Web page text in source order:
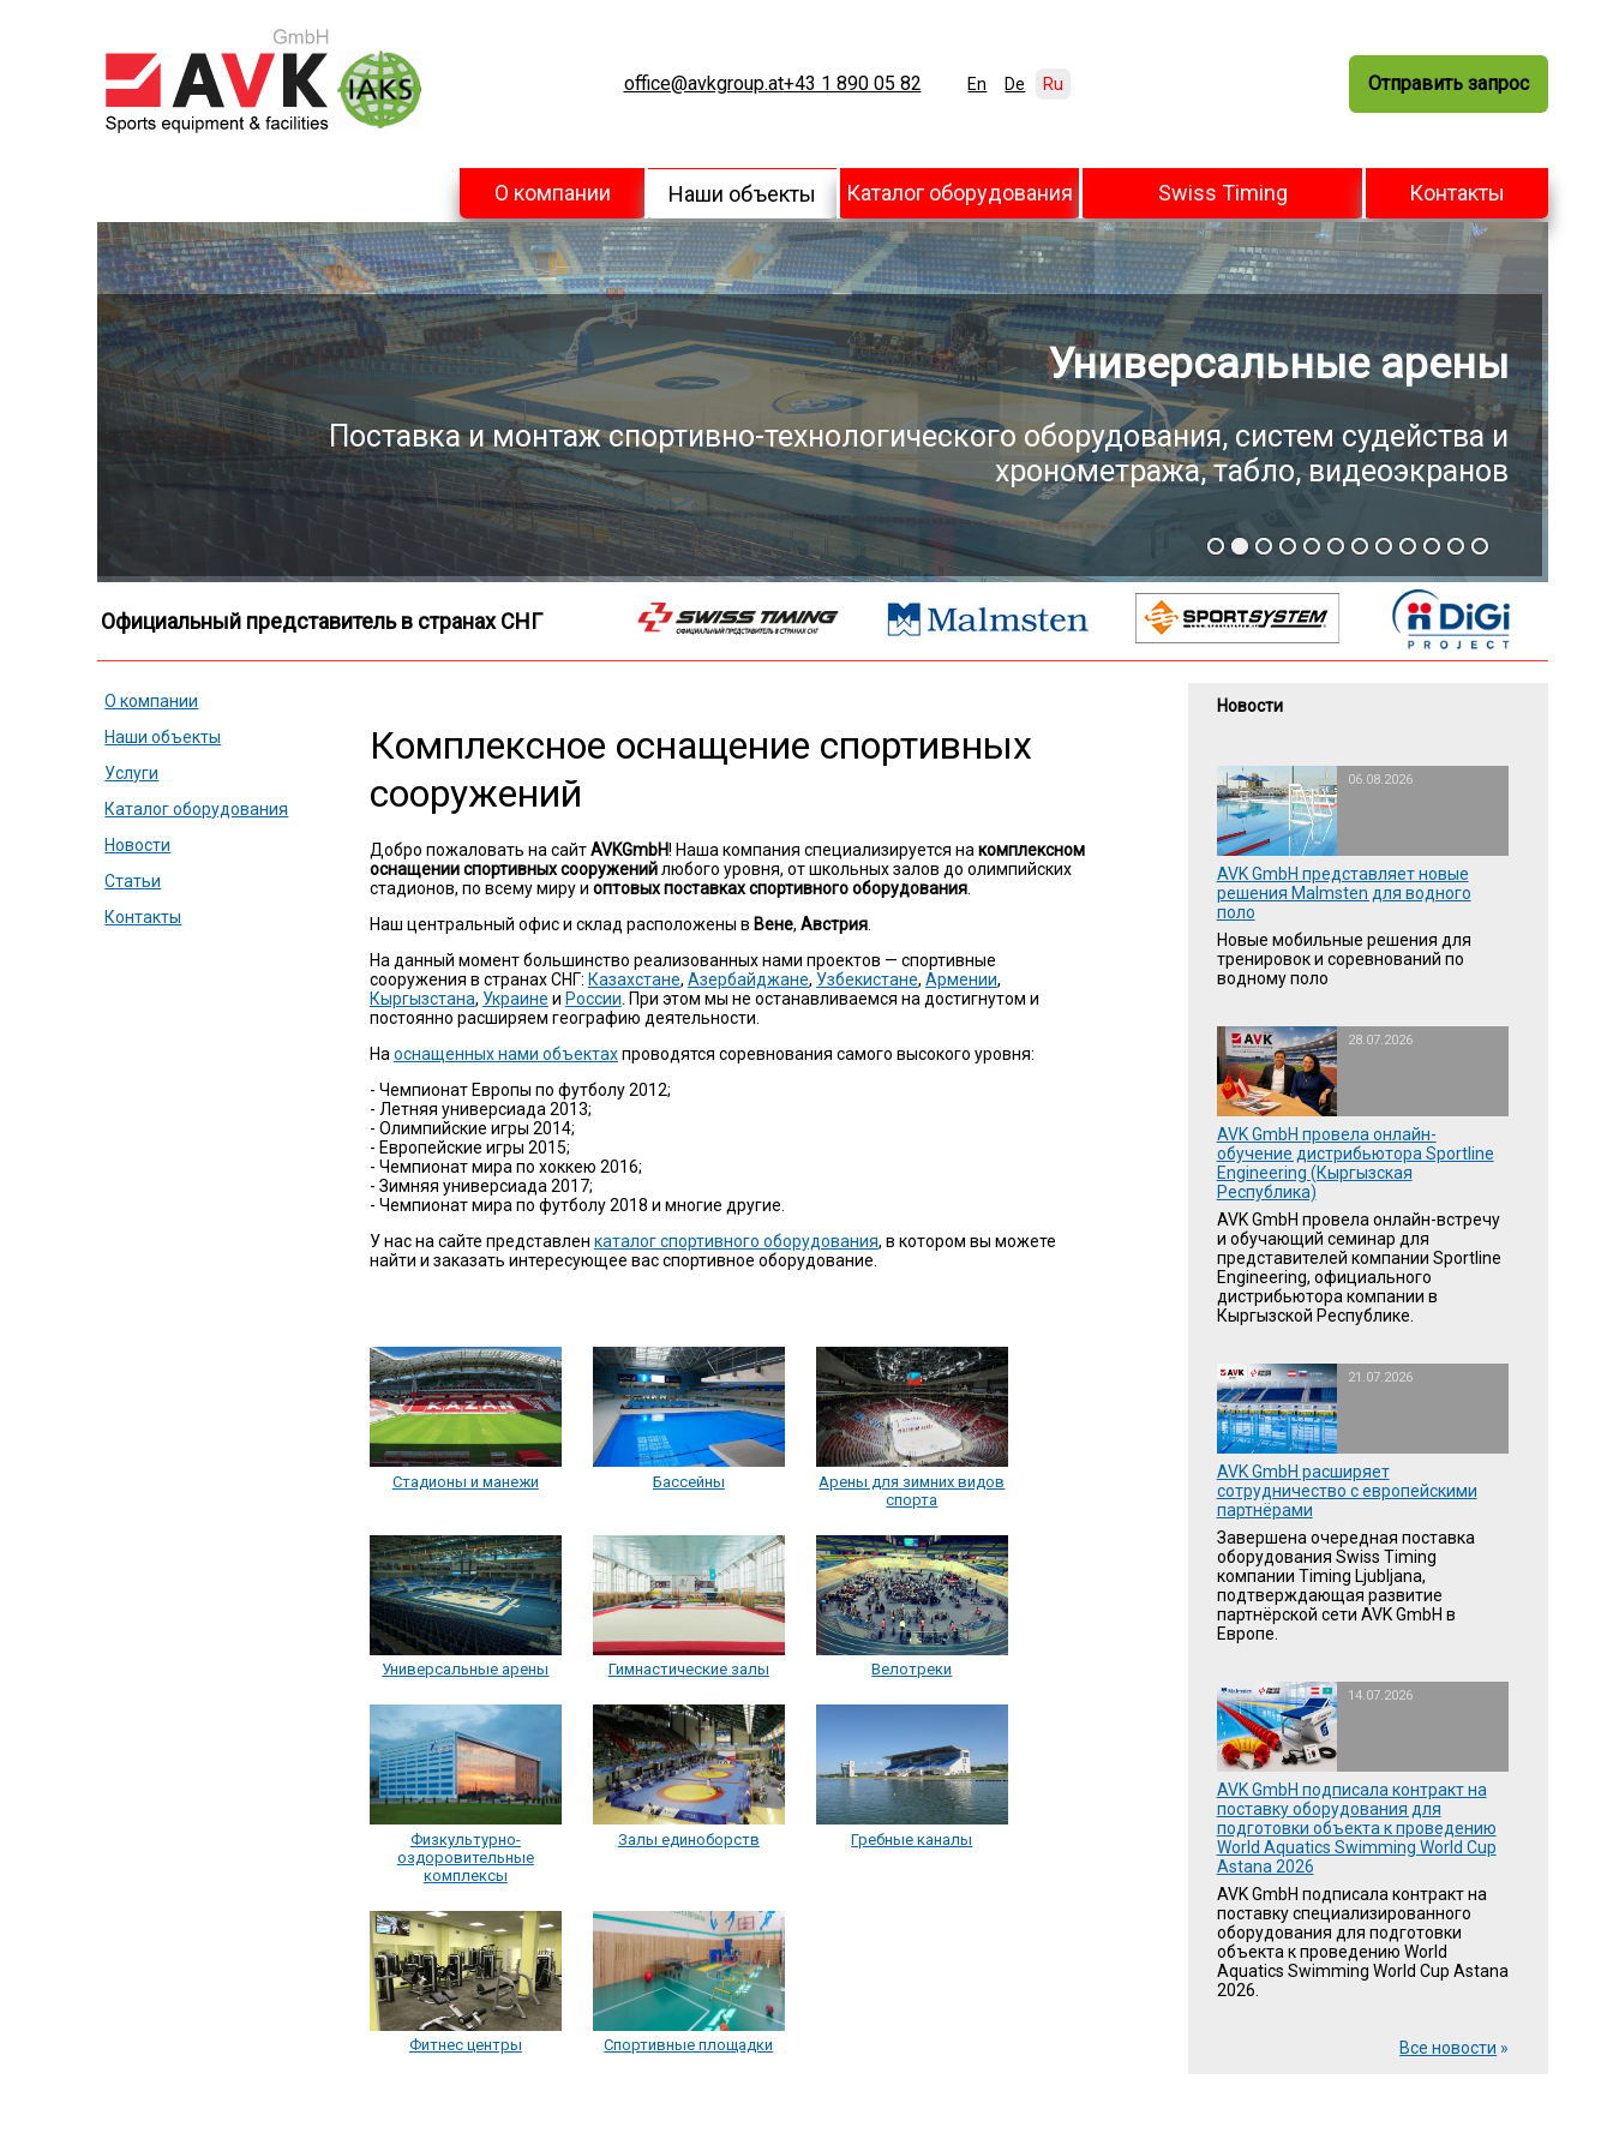
office@avkgroup.at+43 1 890 05 82 En De Ru Отправить запрос
О компании Наши объекты Каталог оборудования Swiss Timing Контакты
Универсальные арены
Поставка и монтаж спортивно-технологического оборудования, систем судейства и
хронометража, табло, видеоэкранов
Официальный представитель в странах СНГ
О компании
Наши объекты
Услуги
Каталог оборудования
Новости
Статьи
Контакты
Комплексное оснащение спортивных
сооружений
Добро пожаловать на сайтAVKGmbH! Наша компания специализируется на комплексном
оснащении спортивных сооруженийлюбого уровня, от школьных залов до олимпийских
стадионов, по всему миру и оптовых поставках спортивного оборудования.
Наш центральный офис и склад расположены в Вене, Австрия.
На данный момент большинство реализованных нами проектов — спортивные
сооружения в странах СНГ: Казахстане, Азербайджане, Узбекистане, Армении,
Кыргызстана, Украине и России . При этом мы не останавливаемся на достигнутом и
постоянно расширяем географию деятельности.
На оснащенных нами объектахпроводятся соревнования самого высокого уровня:
- Чемпионат Европы по футболу 2012;
- Летняя универсиада 2013;
- Олимпийские игры 2014;
- Европейские игры 2015;
- Чемпионат мира по хоккею 2016;
- Зимняя универсиада 2017;
- Чемпионат мира по футболу 2018 и многие другие.
У нас на сайте представлен каталог спортивного оборудования, в котором вы можете
найти и заказать интересующее вас спортивное оборудование.
Стадионы и манежи Бассейны
Арены для зимних видов
спорта
Универсальные арены Гимнастические залы Велотреки
Физкультурно-
оздоровительные
комплексы
Залы единоборств Гребные каналы
Фитнес центры Спортивные площадки
Новости
06.08.2026
AVK GmbH представляет новые
решения Malmsten для водного
поло
Новые мобильные решения для
тренировок и соревнований по
водному поло
28.07.2026
AVK GmbH провела онлайн-
обучение дистрибьютора Sportline
Engineering (Кыргызская
Республика)
AVK GmbH провела онлайн-встречу
и обучающий семинар для
представителей компании Sportline
Engineering, официального
дистрибьютора компании в
Кыргызской Республике.
21.07.2026
AVK GmbH расширяет
сотрудничество с европейскими
партнёрами
Завершена очередная поставка
оборудования Swiss Timing
компании Timing Ljubljana,
подтверждающая развитие
партнёрской сети AVK GmbH в
Европе.
14.07.2026
AVK GmbH подписала контракт на
поставку оборудования для
подготовки объекта к проведению
World Aquatics Swimming World Cup
Astana 2026
AVK GmbH подписала контракт на
поставку специализированного
оборудования для подготовки
объекта к проведению World
Aquatics Swimming World Cup Astana
2026.
Все новости »